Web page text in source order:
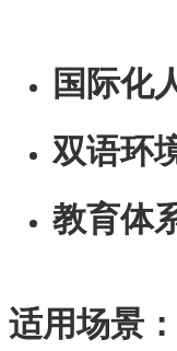
国际化
双语环
教育体
适用场景：